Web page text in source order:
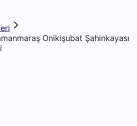
Onikişubat Şahinkayası